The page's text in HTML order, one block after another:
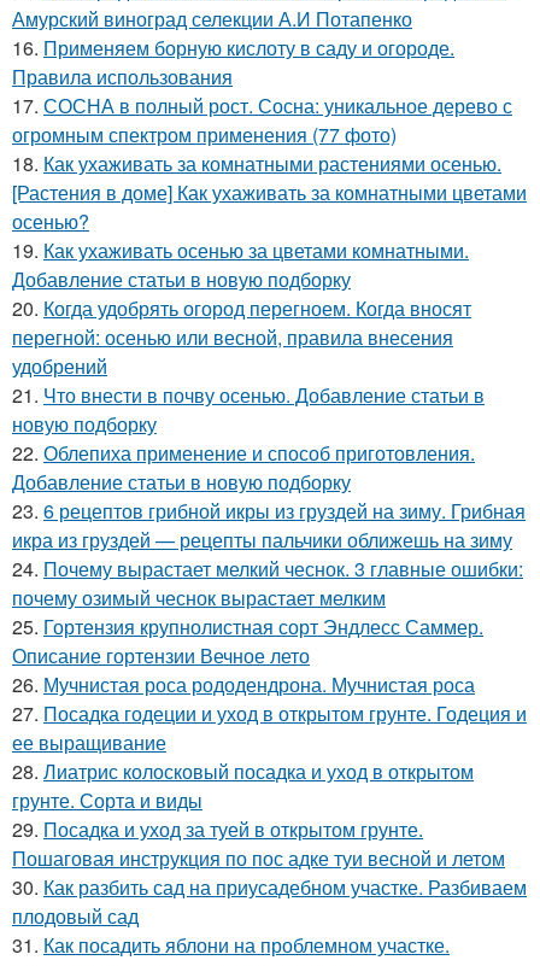
Амурский виноград селекции А.И Потапенко
16. Применяем борную кислоту в саду и огороде.
Правила использования
17. СОСНА в полный рост. Сосна: уникальное дерево с
огромным спектром применения (77 фото)
18. Как ухаживать за комнатными растениями осенью.
[Растения в доме] Как ухаживать за комнатными цветами
осенью?
19. Как ухаживать осенью за цветами комнатными.
Добавление статьи в новую подборку
20. Когда удобрять огород перегноем. Когда вносят
перегной: осенью или весной, правила внесения
удобрений
21. Что внести в почву осенью. Добавление статьи в
новую подборку
22. Облепиха применение и способ приготовления.
Добавление статьи в новую подборку
23. 6 рецептов грибной икры из груздей на зиму. Грибная
икра из груздей — рецепты пальчики оближешь на зиму
24. Почему вырастает мелкий чеснок. 3 главные ошибки:
почему озимый чеснок вырастает мелким
25. Гортензия крупнолистная сорт Эндлесс Саммер.
Описание гортензии Вечное лето
26. Мучнистая роса рододендрона. Мучнистая роса
27. Посадка годеции и уход в открытом грунте. Годеция и
ее выращивание
28. Лиатрис колосковый посадка и уход в открытом
грунте. Сорта и виды
29. Посадка и уход за туей в открытом грунте.
Пошаговая инструкция по пос адке туи весной и летом
30. Как разбить сад на приусадебном участке. Разбиваем
плодовый сад
31. Как посадить яблони на проблемном участке.